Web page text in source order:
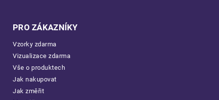
PRO ZÁKAZNÍKY
Vzorky zdarma
Vizualizace zdarma
Vše o produktech
Jak nakupovat
Jak změřit